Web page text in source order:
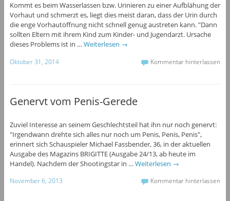
Kommt es beim Wasserlassen bzw. Urinieren zu einer Aufblähung der
Vorhaut und schmerzt es, liegt dies meist daran, dass der Urin durch
die enge Vorhautöffnung nicht schnell genug austreten kann. "Dann
sollten Eltern mit ihrem Kind zum Kinder- und Jugendarzt. Ursache
dieses Problems ist in … Weiterlesen →
Oktober 31, 2014 Kommentar hinterlassen
Genervt vom Penis-Gerede
Zuviel Interesse an seinem Geschlechtsteil hat ihn nur noch genervt:
"Irgendwann drehte sich alles nur noch um Penis, Penis, Penis",
erinnert sich Schauspieler Michael Fassbender, 36, in der aktuellen
Ausgabe des Magazins BRIGITTE (Ausgabe 24/13, ab heute im
Handel). Nachdem der Shootingstar in … Weiterlesen →
November 6, 2013 Kommentar hinterlassen